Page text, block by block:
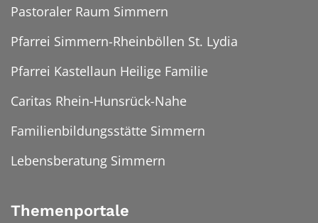
Pastoraler Raum Simmern
Pfarrei Simmern-Rheinböllen St. Lydia
Pfarrei Kastellaun Heilige Familie
Caritas Rhein-Hunsrück-Nahe
Familienbildungsstätte Simmern
Lebensberatung Simmern
Themenportale